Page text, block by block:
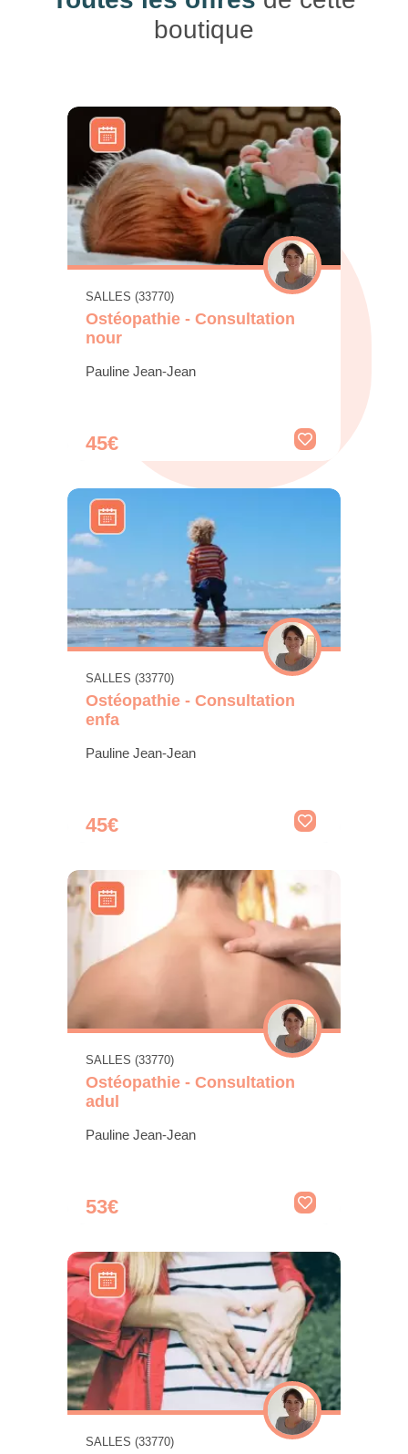
boutique
SALLES (33770)
Ostéopathie - Consultation
nour
Pauline Jean-Jean
45€
SALLES (33770)
Ostéopathie - Consultation
enfa
Pauline Jean-Jean
45€
SALLES (33770)
Ostéopathie - Consultation
adul
Pauline Jean-Jean
53€
SALLES (33770)